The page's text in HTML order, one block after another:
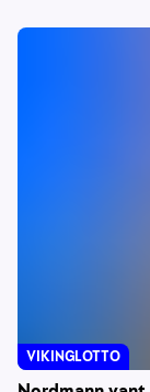
VIKINGLOTTO